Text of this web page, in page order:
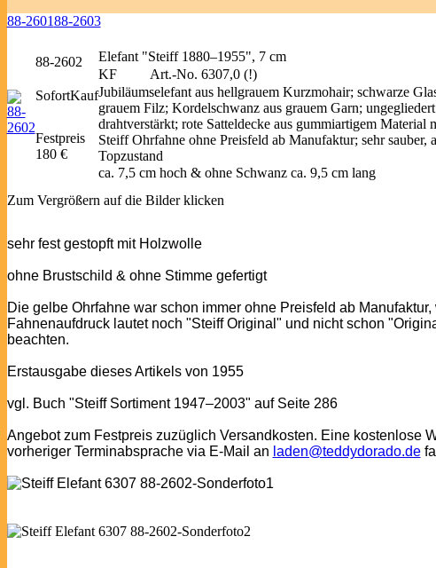
88-260188-2603
88-2602 Elefant "Steiff 1880–1955", 7 cm
KF
Art.-No. 6307,0 (!)
Jubiläumselefant aus hellgrauem Kurzmohair; schwarze
grauem Filz; Kordelschwanz aus grauem Garn;
drahtverstärkt; rote Satteldecke aus gummiartigem
Steiff Ohrfahne ohne Preisfeld ab Manufaktur; sehr
Topzustand
ca. 7,5 cm hoch & ohne Schwanz ca. 9,5 cm lang
SofortKauf
Festpreis
180 €
Zum Vergrößern auf die Bilder klicken
sehr fest gestopft mit Holzwolle
ohne Brustschild & ohne Stimme gefertigt
Die gelbe Ohrfahne war schon immer ohne Preisfeld ab
Fahnenaufdruck lautet noch "Steiff Original" und nicht schon
beachten.
Erstausgabe dieses Artikels von 1955
vgl. Buch "Steiff Sortiment 1947–2003" auf Seite 286
Angebot zum Festpreis zuzüglich Versandkosten. Eine kostenlose
vorheriger Terminabsprache via E-Mail an laden@teddydorado.de